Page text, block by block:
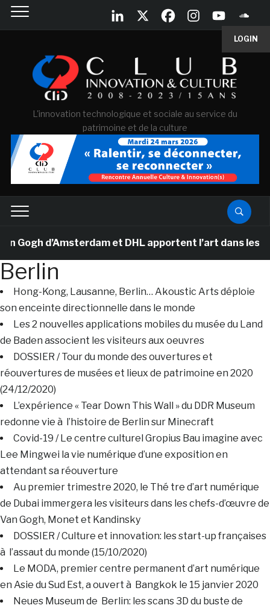
LOGIN
L'innovation technologique et sociale au service du
patrimoine et de la culture
d’Amsterdam et DHL apportent l’art dans les
Berlin
Hong-Kong, Lausanne, Berlin… Akoustic Arts déploie
son enceinte directionnelle dans le monde
Les 2 nouvelles applications mobiles du musée du Land
de Baden associent les visiteurs aux oeuvres
DOSSIER / Tour du monde des ouvertures et
réouvertures de musées et lieux de patrimoine en 2020
(24/12/2020)
L’expérience « Tear Down This Wall » du DDR Museum
redonne vie à l’histoire de Berlin sur Minecraft
Covid-19 / Le centre culturel Gropius Bau imagine avec
Lee Mingwei la vie numérique d’une exposition en
attendant sa réouverture
Au premier trimestre 2020, le Thé tre d’art numérique
de Dubai immergera les visiteurs dans les chefs-d’œuvre de
Van Gogh, Monet et Kandinsky
DOSSIER / Culture et innovation: les start-up françaises
à l’assaut du monde (15/10/2020)
Le MODA, premier centre permanent d’art numérique
en Asie du Sud Est, a ouvert à Bangkok le 15 janvier 2020
Neues Museum de Berlin: les scans 3D du buste de